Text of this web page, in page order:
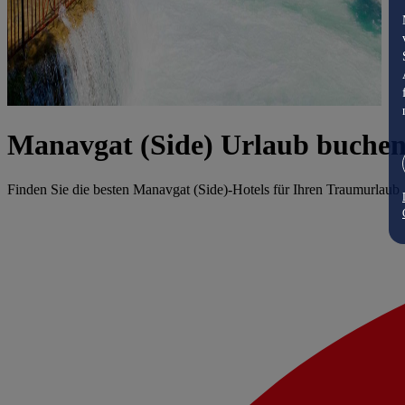
Manavgat (Side) Urlaub
Finden Sie die besten Manavgat (Side)-Hotels für Ihren Traumurlaub